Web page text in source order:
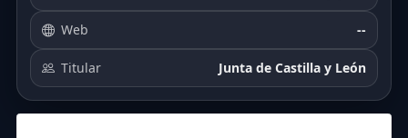
Web --
Titular Junta de Castilla y León